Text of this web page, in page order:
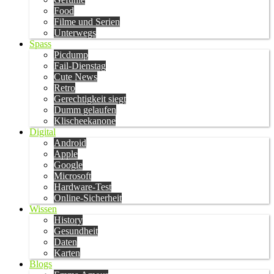
Food
Filme und Serien
Unterwegs
Spass
Picdump
Fail-Dienstag
Cute News
Retro
Gerechtigkeit siegt
Dumm gelaufen
Klischeekanone
Digital
Android
Apple
Google
Microsoft
Hardware-Test
Online-Sicherheit
Wissen
History
Gesundheit
Daten
Karten
Blogs